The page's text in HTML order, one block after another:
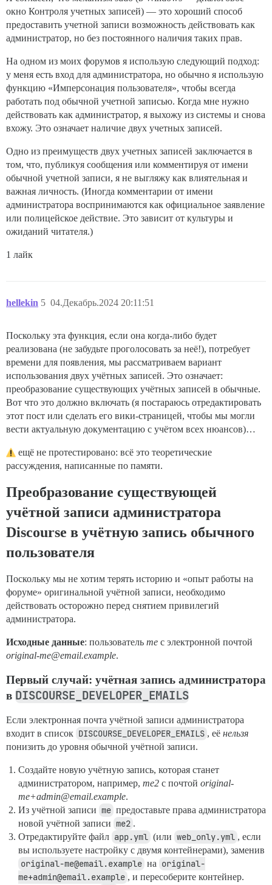
окно Контроля учетных записей) — это хороший способ
предоставить учетной записи возможность действовать как
администратор, но без постоянного наличия таких прав.
На одном из моих форумов я использую следующий подход:
у меня есть вход для администратора, но обычно я использую
функцию «Имперсонация пользователя», чтобы всегда
работать под обычной учетной записью. Когда мне нужно
действовать как администратор, я выхожу из системы и снова
вхожу. Это означает наличие двух учетных записей.
Одно из преимуществ двух учетных записей заключается в
том, что, публикуя сообщения или комментируя от имени
обычной учетной записи, я не выгляжу как влиятельная и
важная личность. (Иногда комментарии от имени
администратора воспринимаются как официальное заявление
или полицейское действие. Это зависит от культуры и
ожиданий читателя.)
1 лайк
hellekin 04.Декабрь.2024 20:11:51
5
Поскольку эта функция, если она когда-либо будет
реализована (не забудьте проголосовать за неё!), потребует
времени для появления, мы рассматриваем вариант
использования двух учётных записей. Это означает:
преобразование существующих учётных записей в обычные.
Вот что это должно включать (я постараюсь отредактировать
этот пост или сделать его вики-страницей, чтобы мы могли
вести актуальную документацию с учётом всех нюансов)…
ещё не протестировано: всё это теоретические
рассуждения, написанные по памяти.
Преобразование существующей
учётной записи администратора
Discourse в учётную запись обычного
пользователя
Поскольку мы не хотим терять историю и «опыт работы на
форуме» оригинальной учётной записи, необходимо
действовать осторожно перед снятием привилегий
администратора.
Исходные данные: пользователь me с электронной почтой
original-me@email.example.
Первый случай: учётная запись администратора
в DISCOURSE_DEVELOPER_EMAILS
Если электронная почта учётной записи администратора
входит в список DISCOURSE_DEVELOPER_EMAILS , её нельзя
понизить до уровня обычной учётной записи.
Создайте новую учётную запись, которая станет
администратором, например, me2 с почтой original-
me+admin@email.example.
Из учётной записи me предоставьте права администратора
новой учётной записи me2 .
Отредактируйте файл app.yml (или web_only.yml , если
вы используете настройку с двумя контейнерами), заменив
original-me@email.example на original-
me+admin@email.example , и пересоберите контейнер.